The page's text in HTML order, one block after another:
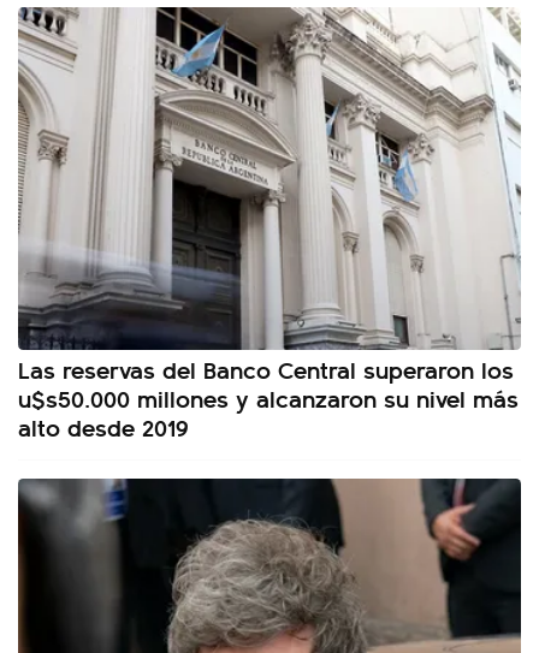
Las reservas del Banco Central superaron los
u$s50.000 millones y alcanzaron su nivel más
alto desde 2019